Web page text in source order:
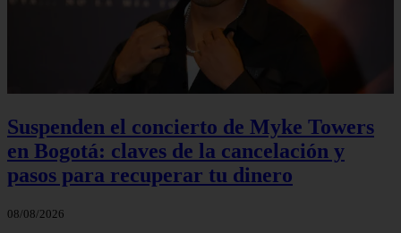
Suspenden el concierto de Myke Towers
en Bogotá: claves de la cancelación y
pasos para recuperar tu dinero
08/08/2026